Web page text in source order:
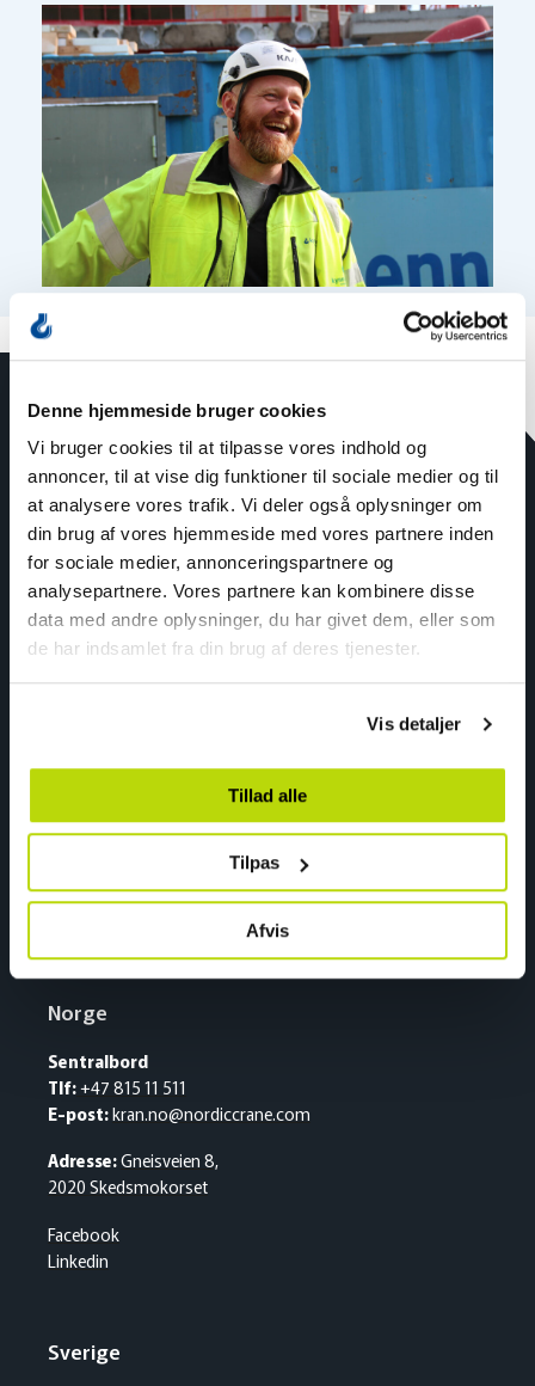
Denne hjemmeside bruger cookies
Vi bruger cookies til at tilpasse vores indhold og
annoncer, til at vise dig funktioner til sociale medier og til
at analysere vores trafik. Vi deler også oplysninger om
din brug af vores hjemmeside med vores partnere inden
for sociale medier, annonceringspartnere og
analysepartnere. Vores partnere kan kombinere disse
data med andre oplysninger, du har givet dem, eller som
de har indsamlet fra din brug af deres tjenester.
Vis detaljer
Tillad alle
Tilpas
Afvis
Maskinpark
Nyheder
Tjenester
Kontakt
Nordic Crane – Svenska
Nordic Crane – English
Norge
Sentralbord
Tlf:+47 815 11 511
E-post:kran.no@nordiccrane.com
Adresse:Gneisveien 8,
2020 Skedsmokorset
Facebook
Linkedin
Sverige